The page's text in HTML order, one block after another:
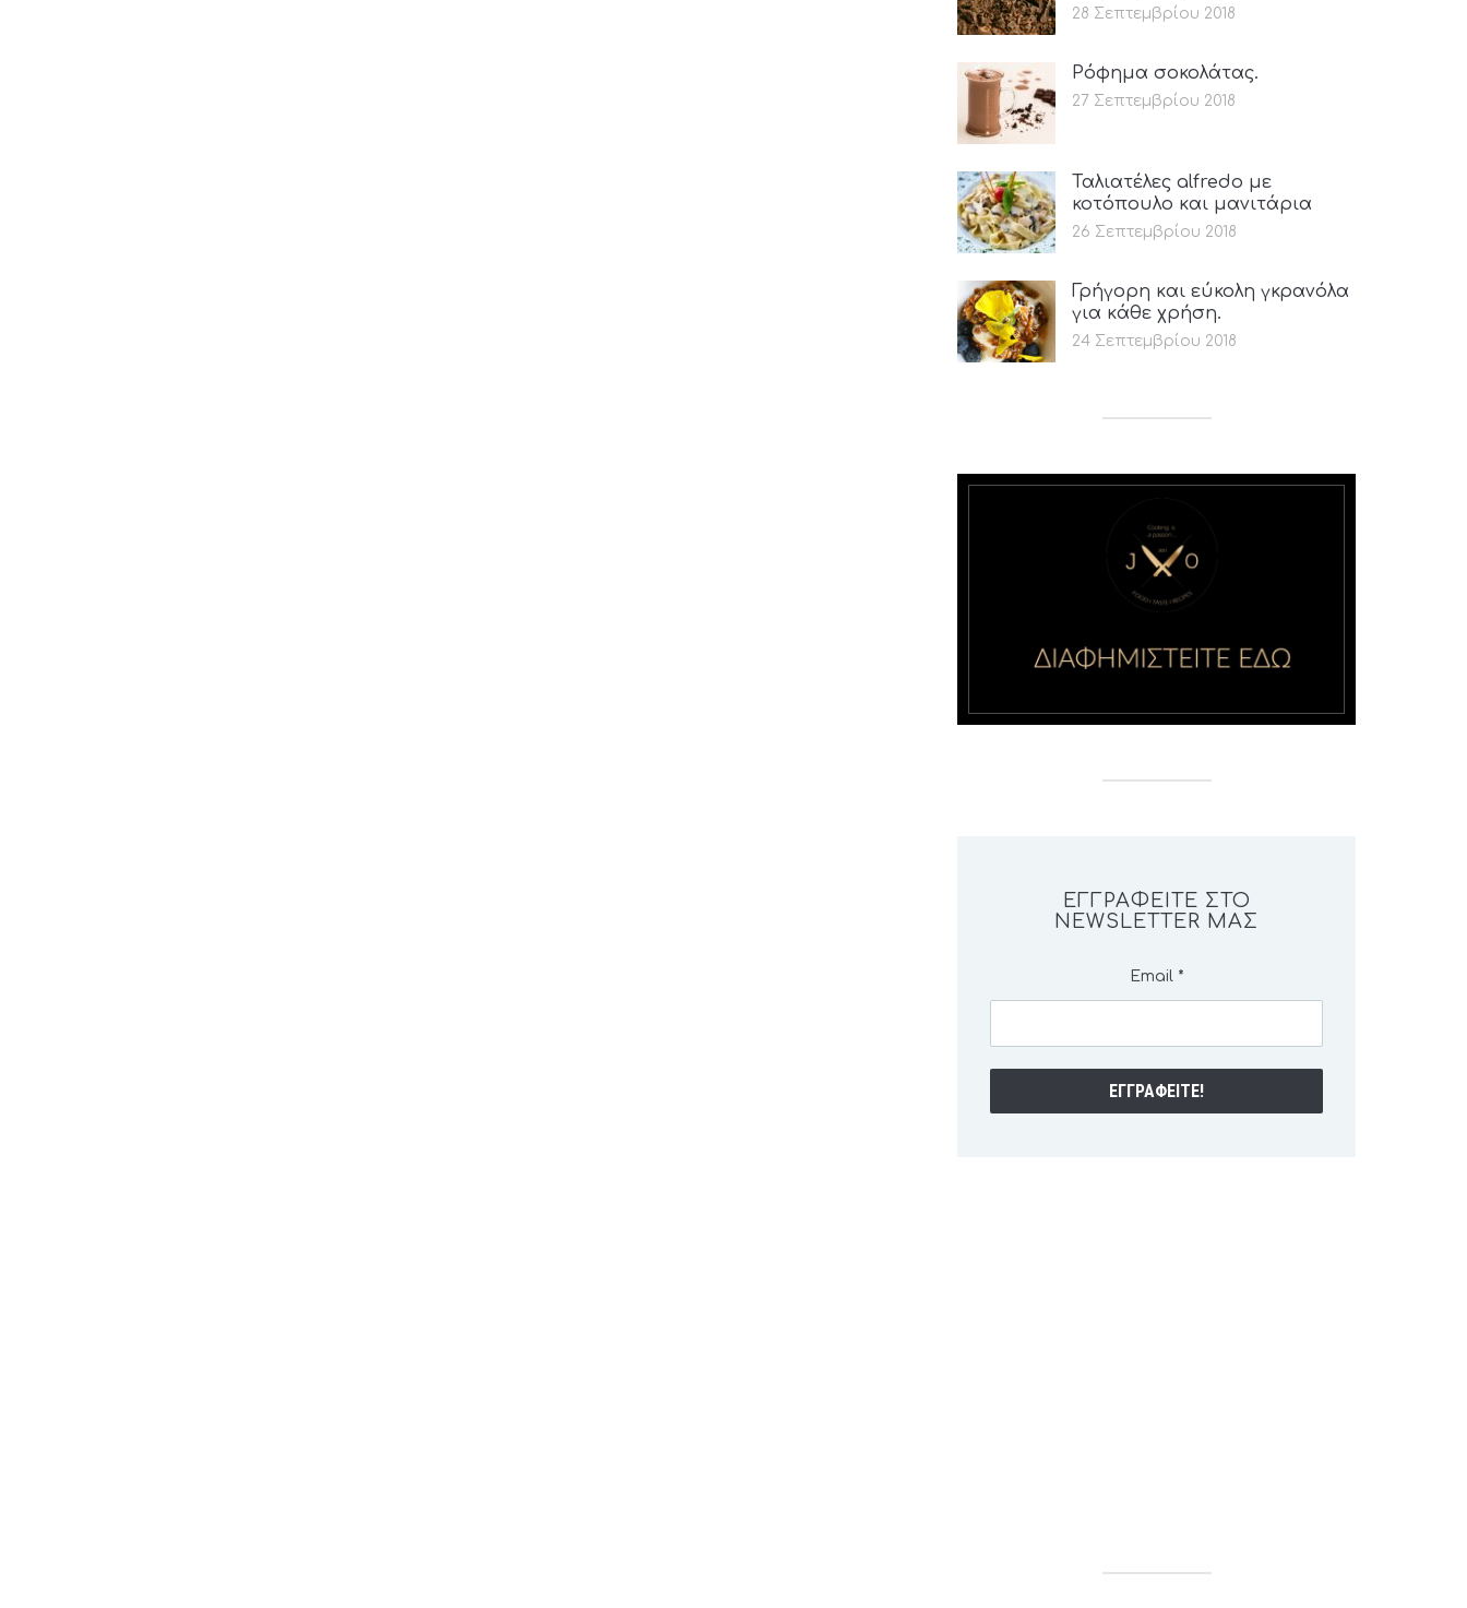
28 Σεπτεμβρίου 2018
Ρόφημα σοκολάτας.
27 Σεπτεμβρίου 2018
Ταλιατέλες alfredo με
κοτόπουλο και μανιτάρια
26 Σεπτεμβρίου 2018
Γρήγορη και εύκολη γκρανόλα
για κάθε χρήση.
24 Σεπτεμβρίου 2018
ΕΓΓΡΑΦΕΊΤΕ ΣΤΟ
NEWSLETTER ΜΑΣ
Email *